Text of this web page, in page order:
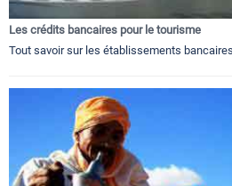
Les crédits bancaires pour le tourisme
Tout savoir sur les établissements